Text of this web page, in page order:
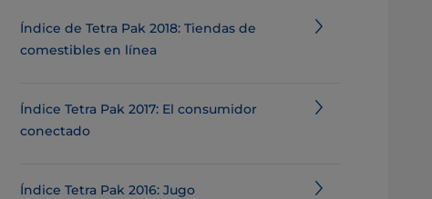
Índice de Tetra Pak 2018: Tiendas de
comestibles en línea
Índice Tetra Pak 2017: El consumidor
conectado
Índice Tetra Pak 2016: Jugo